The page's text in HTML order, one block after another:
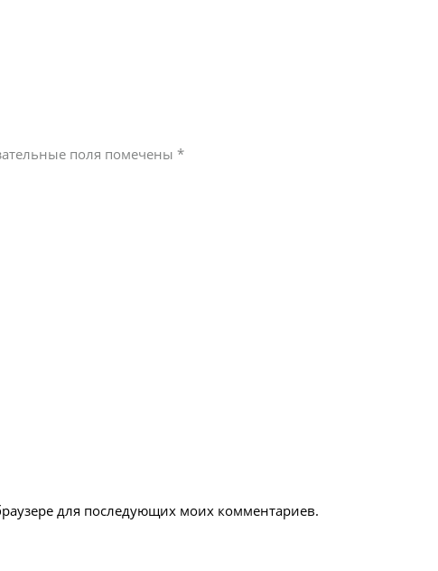
поля помечены *
для последующих моих комментариев.